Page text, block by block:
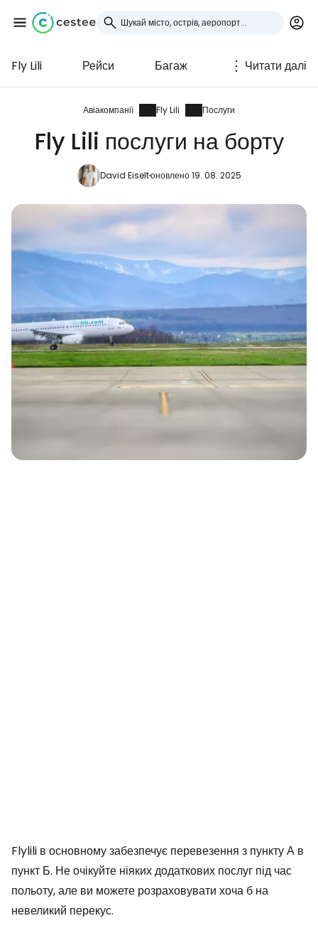
Fly Lili Рейси Багаж Читати далі
Авіакомпанії Fly Lili Послуги
Fly Lili послуги на борту
David Eiseltоновлено 19. 08. 2025
Flylili в основному забезпечує перевезення з пункту А в
пункт Б. Не очікуйте ніяких додаткових послуг під час
польоту, але ви можете розраховувати хоча б на
невеликий перекус.
Увійдіть до Cestee
... світова туристична спільнота
Продовжуйте з Google
Продовжуйте у Facebook
Продовжити з email